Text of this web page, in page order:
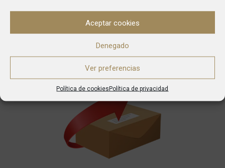
Aceptar cookies
Denegado
Ver preferencias
Política de cookiesPolítica de privacidad
SKU:10254
,